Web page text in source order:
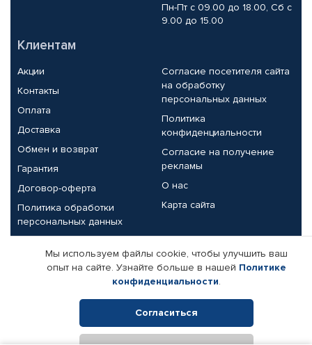
Пн-Пт с 09.00 до 18.00, Сб с
9.00 до 15.00
Клиентам
Акции
Контакты
Оплата
Доставка
Обмен и возврат
Гарантия
Договор-оферта
Политика обработки
персональных данных
Согласие посетителя сайта
на обработку
персональных данных
Политика
конфиденциальности
Согласие на получение
рекламы
О нас
Карта сайта
Партнерам
Корпоративным клиентам
Поставщикам
Реквизиты компании
Мы используем файлы cookie, чтобы улучшить ваш
опыт на сайте. Узнайте больше в нашей Политике
конфиденциальности.
Согласиться